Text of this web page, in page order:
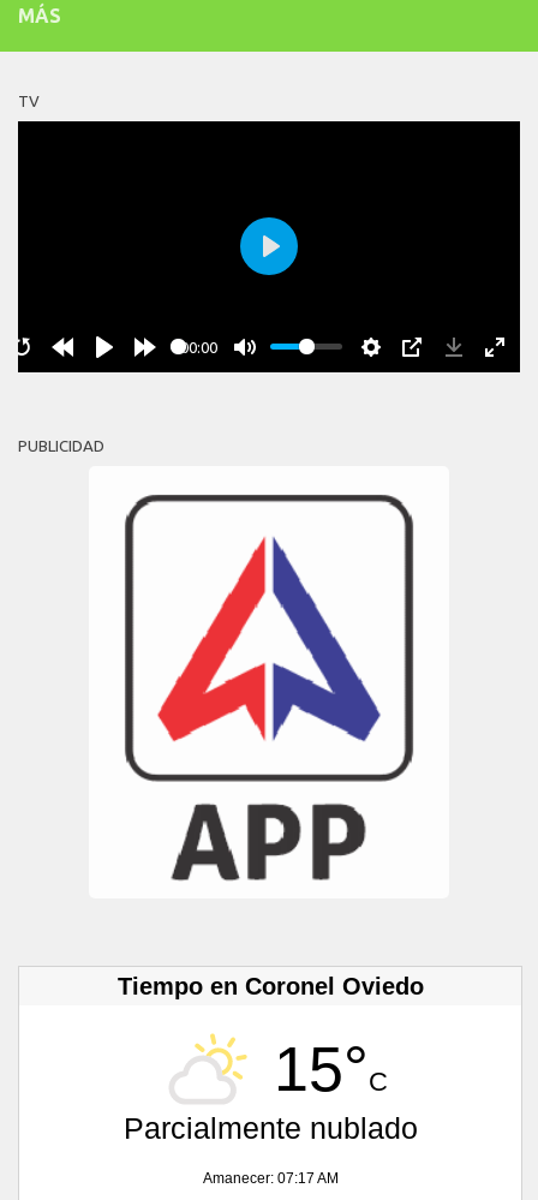
MÁS
TV
00:00
Play
PUBLICIDAD
Tiempo en Coronel Oviedo
15°C
Parcialmente nublado
Amanecer: 07:17 AM